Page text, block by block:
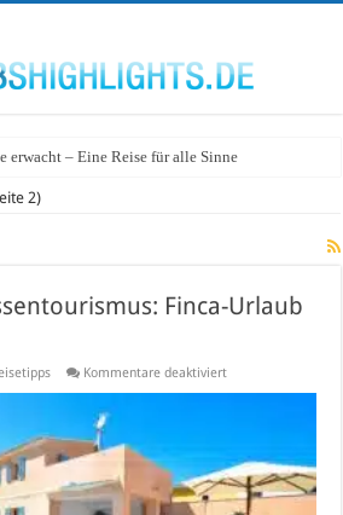
erwacht – Eine Reise für alle Sinne
dem Wasser in Deutschland?
2)
Finca-Urlaub
Kommentare deaktiviertfür
auf
Mallorca